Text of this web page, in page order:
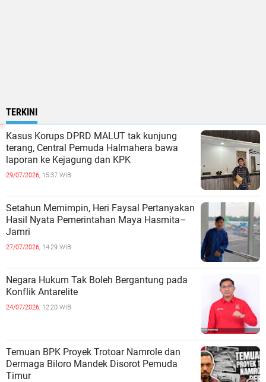
TERKINI
Kasus Korups DPRD MALUT tak kunjung
terang, Central Pemuda Halmahera bawa
laporan ke Kejagung dan KPK
29/07/2026, 15:37 WIB
Setahun Memimpin, Heri Faysal Pertanyakan
Hasil Nyata Pemerintahan Maya Hasmita–
Jamri
27/07/2026, 14:29 WIB
Negara Hukum Tak Boleh Bergantung pada
Konflik Antarelite
24/07/2026, 12:20 WIB
Temuan BPK Proyek Trotoar Namrole dan
Dermaga Biloro Mandek Disorot Pemuda
Timur